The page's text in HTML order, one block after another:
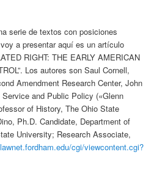
serie de textos con posiciones
a presentar aquí es un artículo
RIGHT: THE EARLY AMERICAN
Los autores son Saul Cornell,
Amendment Research Center, John
and Public Policy («Glenn
of History, The Ohio State
Ph.D. Candidate, Department of
University; Research Associate,
cgi/viewcontent.cgi?